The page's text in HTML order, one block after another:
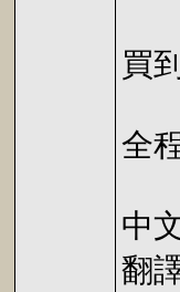
買
全
中
翻